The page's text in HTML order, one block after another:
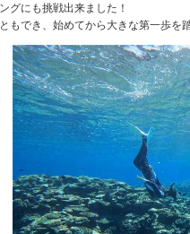
グにも挑戦出来ました！
もでき、始めてから大きな第一歩を